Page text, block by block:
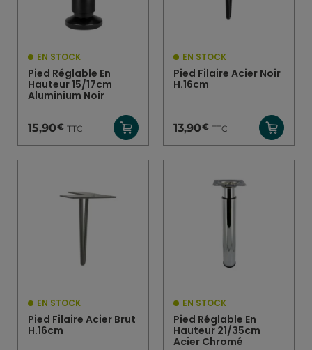
EN STOCK
Pied Réglable En
Hauteur 15/17cm
Aluminium Noir
15,90€ TTC
EN STOCK
Pied Filaire Acier Noir
H.16cm
13,90€ TTC
EN STOCK
Pied Filaire Acier Brut
H.16cm
EN STOCK
Pied Réglable En
Hauteur 21/35cm
Acier Chromé